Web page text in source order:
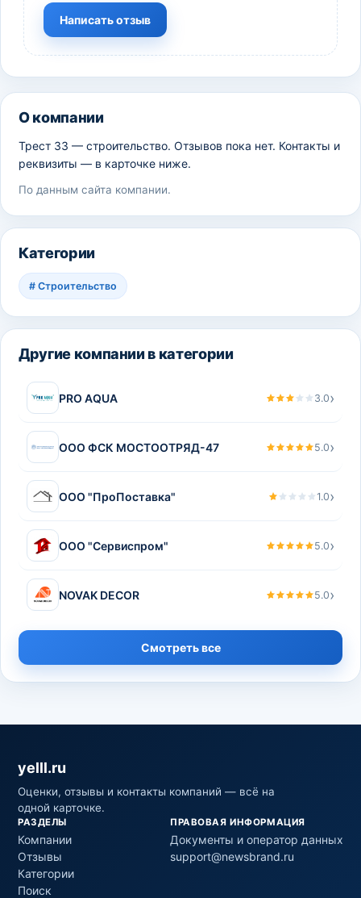
Написать отзыв
О компании
Трест 33 — строительство. Отзывов пока нет. Контакты и
реквизиты — в карточке ниже.
По данным сайта компании.
Категории
# Строительство
Другие компании в категории
PRO AQUA 3.0›
ООО ФСК МОСТООТРЯД-47 5.0›
ООО "ПроПоставка" 1.0›
ООО "Сервиспром" 5.0›
NOVAK DECOR 5.0›
Смотреть все
yelll.ru
Оценки, отзывы и контакты компаний — всё на
одной карточке.
РАЗДЕЛЫ
Компании
Отзывы
Категории
Поиск
ПРАВОВАЯ ИНФОРМАЦИЯ
Документы и оператор данных
support@newsbrand.ru